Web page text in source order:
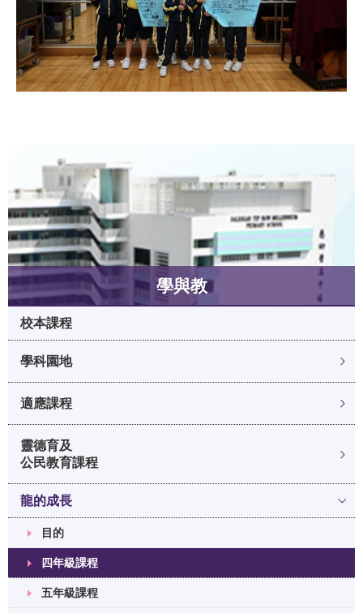
學與教
校本課程
學科園地
適應課程
靈德育及
公民教育課程
龍的成長
目的
四年級課程
五年級課程